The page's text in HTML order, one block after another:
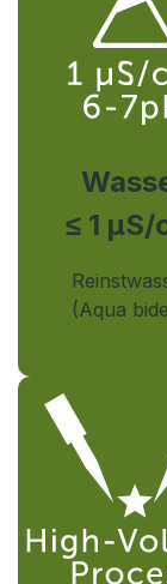
≤ 1 µS/
(Aqua